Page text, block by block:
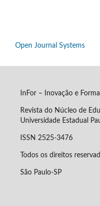
Open Journal Systems
InFor – Inovação e
Revista do Núcleo de
Universidade Estadual
ISSN 2525-3476
Todos os direitos
São Paulo-SP